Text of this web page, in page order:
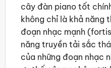
cây đàn piano tốt
không chỉ là khả năng
đoạn nhạc mạnh
năng truyền tải sắc
của những đoạn nhạc